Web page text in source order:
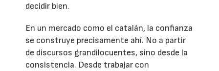
decidir bien.
En un mercado como el catalán, la confianza
se construye precisamente ahí. No a partir
de discursos grandilocuentes, sino desde la
consistencia. Desde trabajar con